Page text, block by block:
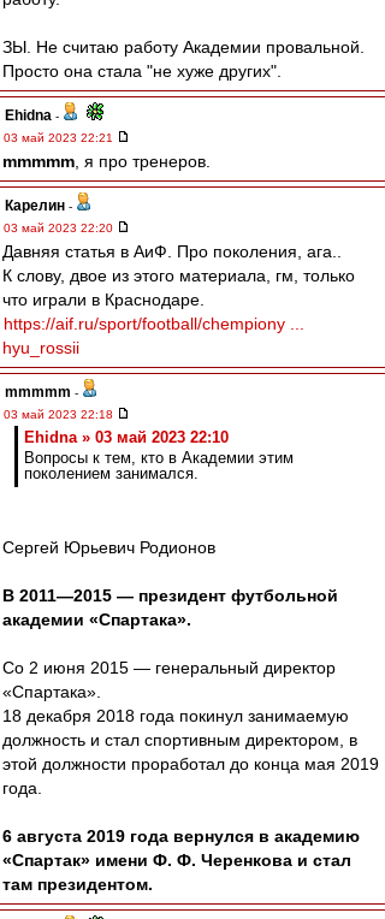
ЗЫ. Не считаю работу Академии провальной.
Просто она стала "не хуже других".
Ehidna -
03 май 2023 22:21
mmmmm , я про тренеров.
Карелин -
03 май 2023 22:20
Давняя статья в АиФ. Про поколения, ага..
К слову, двое из этого материала, гм, только
что играли в Краснодаре.
https://aif.ru/sport/football/chempiony ...
hyu_rossii
mmmmm -
03 май 2023 22:18
Ehidna » 03 май 2023 22:10
Вопросы к тем, кто в Академии этим
поколением занимался.
Сергей Юрьевич Родионов
В 2011—2015 — президент футбольной
академии «Спартака».
Со 2 июня 2015 — генеральный директор
«Спартака».
18 декабря 2018 года покинул занимаемую
должность и стал спортивным директором, в
этой должности проработал до конца мая 2019
года.
6 августа 2019 года вернулся в академию
«Спартак» имени Ф. Ф. Черенкова и стал
там президентом.